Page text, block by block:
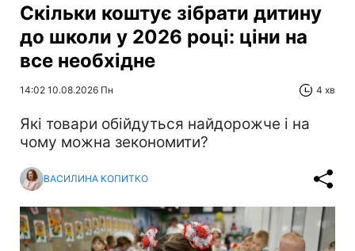
Скільки коштує зібрати дитину
до школи у 2026 році: ціни на
все необхідне
14:02 10.08.2026 Пн 4 хв
Які товари обійдуться найдорожче і на
чому можна зекономити?
ВАСИЛИНА КОПИТКО